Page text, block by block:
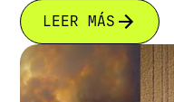
LEER MÁS